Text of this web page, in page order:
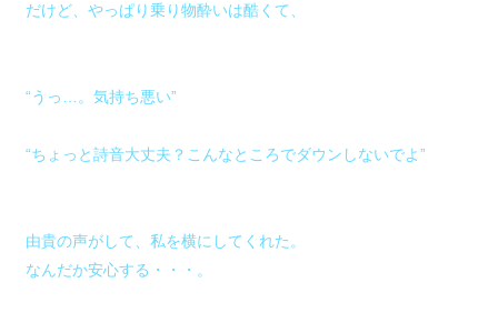
だけど、やっぱり乗り物酔いは酷くて、
“うっ…。気持ち悪い”
“ちょっと詩音大丈夫？こんなところでダウンしないでよ”
由貴の声がして、私を横にしてくれた。
なんだか安心する・・・。